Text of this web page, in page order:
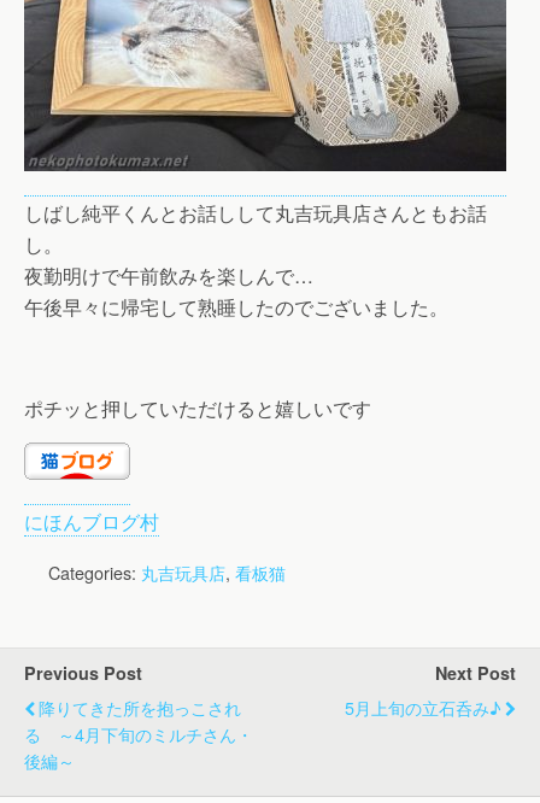
しばし純平くんとお話しして丸吉玩具店さんともお話
し。
夜勤明けで午前飲みを楽しんで…
午後早々に帰宅して熟睡したのでございました。
ポチッと押していただけると嬉しいです
にほんブログ村
Categories: 丸吉玩具店, 看板猫
Previous Post
降りてきた所を抱っこされ
る ～4月下旬のミルチさん・
後編～
Next Post
5月上旬の立石呑み♪